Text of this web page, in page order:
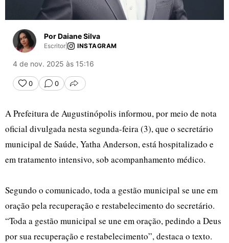
Por Daiane Silva
Escritor INSTAGRAM
4 de nov. 2025 às 15:16
0 0 COMPARTILHAR
A Prefeitura de Augustinópolis informou, por meio de nota
oficial divulgada nesta segunda-feira (3), que o secretário
municipal de Saúde, Yatha Anderson, está hospitalizado e
em tratamento intensivo, sob acompanhamento médico.
Segundo o comunicado, toda a gestão municipal se une em
oração pela recuperação e restabelecimento do secretário.
“Toda a gestão municipal se une em oração, pedindo a Deus
por sua recuperação e restabelecimento”, destaca o texto.